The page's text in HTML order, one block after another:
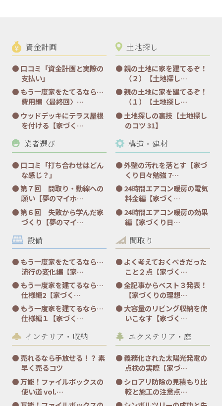
資金計画
口コミ「資金計画と実際の
支払い」
もう一度家をたてるなら…
費用編〈最終回〉…
ウッドデッキにテラス屋根
を付ける【家づく…
土地探し
親の土地に家を建てるぞ！
（２）【土地探し…
親の土地に家を建てるぞ！
（１）【土地探し…
土地探しの裏技【土地探し
のコツ 31】
業者選び
口コミ「打ち合わせはどん
な感じ？」
第７回 間取り・動線への
願い【夢のマイホ…
第６回 失敗から学んだ家
づくり【夢のマイ…
構造・建材
外壁の汚れを落とす【家づ
くり日々勉強 7…
24時間エアコン暖房の電気
料金編【家づく…
24時間エアコン暖房の効果
編【家づくり日…
設備
もう一度家をたてるなら…
流行の変化編【家…
もう一度家を建てるなら…
仕様編2【家づく…
もう一度家を建てるなら…
仕様編１【家づく…
間取り
よく考えておくべきだった
こと２点【家づく…
全記事からベスト３発表！
【家づくりの理想…
大容量のリビング収納を使
いこなす【家づく…
インテリア・収納
売れるなら手放せる！？ 素
早く売るコツ
万能！ファイルボックスの
使い道 vol.…
エクステリア・庭
義務化された太陽光発電の
点検の実際【家づ…
シロアリ防除の見積もり比
較と施工の注意点…